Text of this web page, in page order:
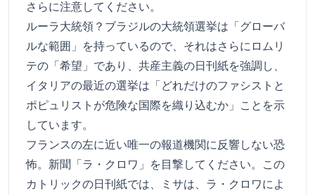
さらに注意してください。
ルーラ大統領？ブラジルの大統領選挙は「グローバ
ルな範囲」を持っているので、それはさらにロムリ
テの「希望」であり、共産主義の日刊紙を強調し、
イタリアの最近の選挙は「どれだけのファシストと
ポピュリストが危険な国際を織り込むか」ことを示
しています。
フランスの左に近い唯一の報道機関に反響しない恐
怖。新聞「ラ・クロワ」を目撃してください。この
カトリックの日刊紙では、ミサは、ラ・クロワによ